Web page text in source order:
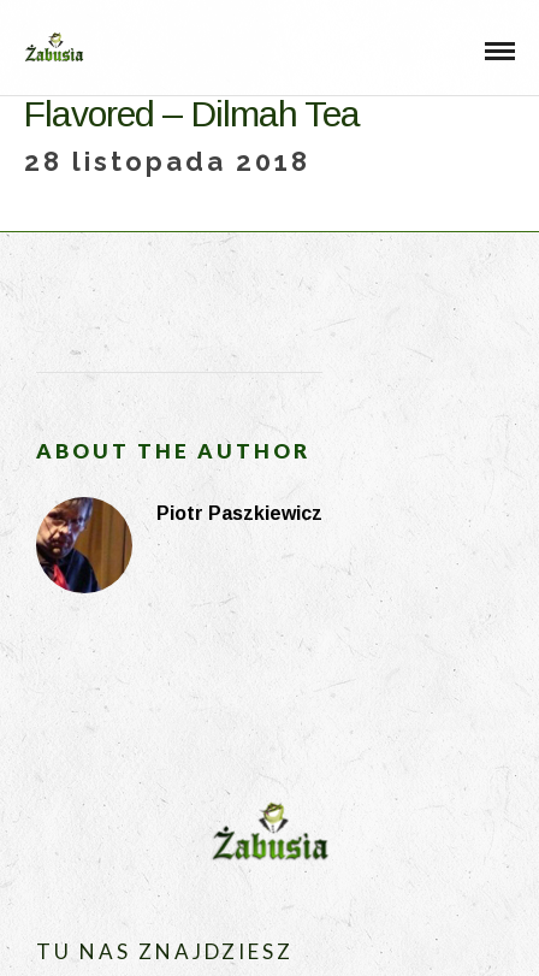
Flavored – Dilmah Tea
28 listopada 2018
ABOUT THE AUTHOR
Piotr Paszkiewicz
TU NAS ZNAJDZIESZ